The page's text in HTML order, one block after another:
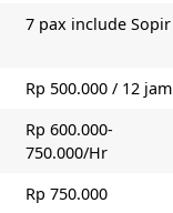
7 pax include Sopir
Rp 500.000 / 12 jam
Rp 600.000-
750.000/Hr
Rp 750.000